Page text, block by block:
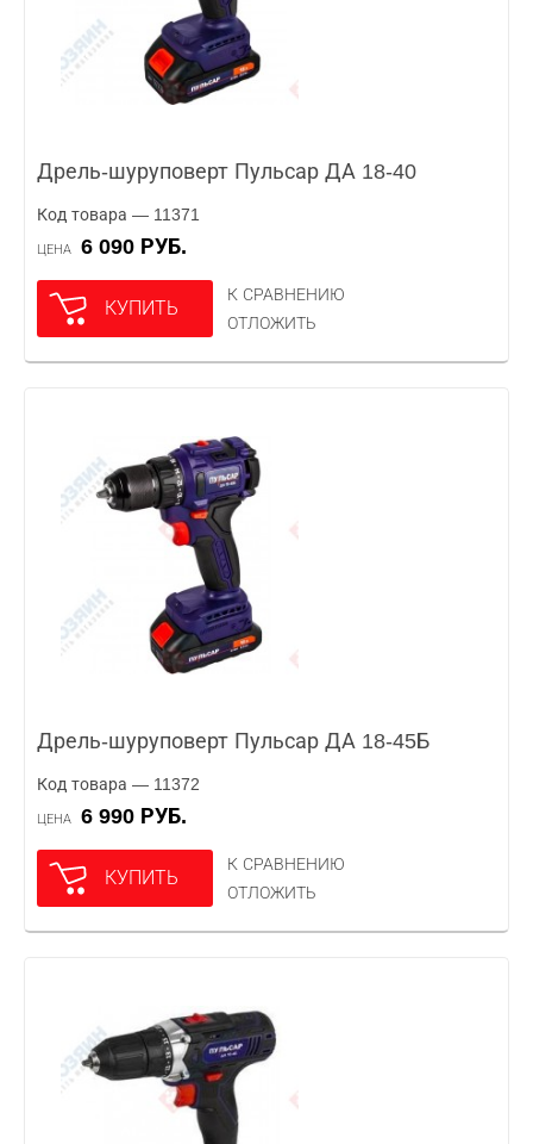
Дрель-шуруповерт Пульсар ДА 18-40
Код товара — 11371
ЦЕНА 6 090 РУБ.
КУПИТЬ
К СРАВНЕНИЮ
ОТЛОЖИТЬ
Дрель-шуруповерт Пульсар ДА 18-45Б
Код товара — 11372
ЦЕНА 6 990 РУБ.
КУПИТЬ
К СРАВНЕНИЮ
ОТЛОЖИТЬ